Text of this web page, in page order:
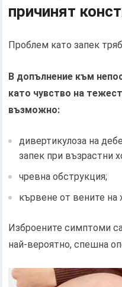
причинят
Проблем като запек
В допълнение към
като чувство на
възможно:
дивертикулоза на
запек при възрастни
чревна обструкция;
кървене от вените на
Изброените симптоми
най-вероятно, спешна